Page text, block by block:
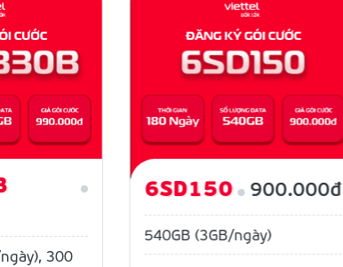
300
6SD150 900.000đ
540GB (3GB/ngày)